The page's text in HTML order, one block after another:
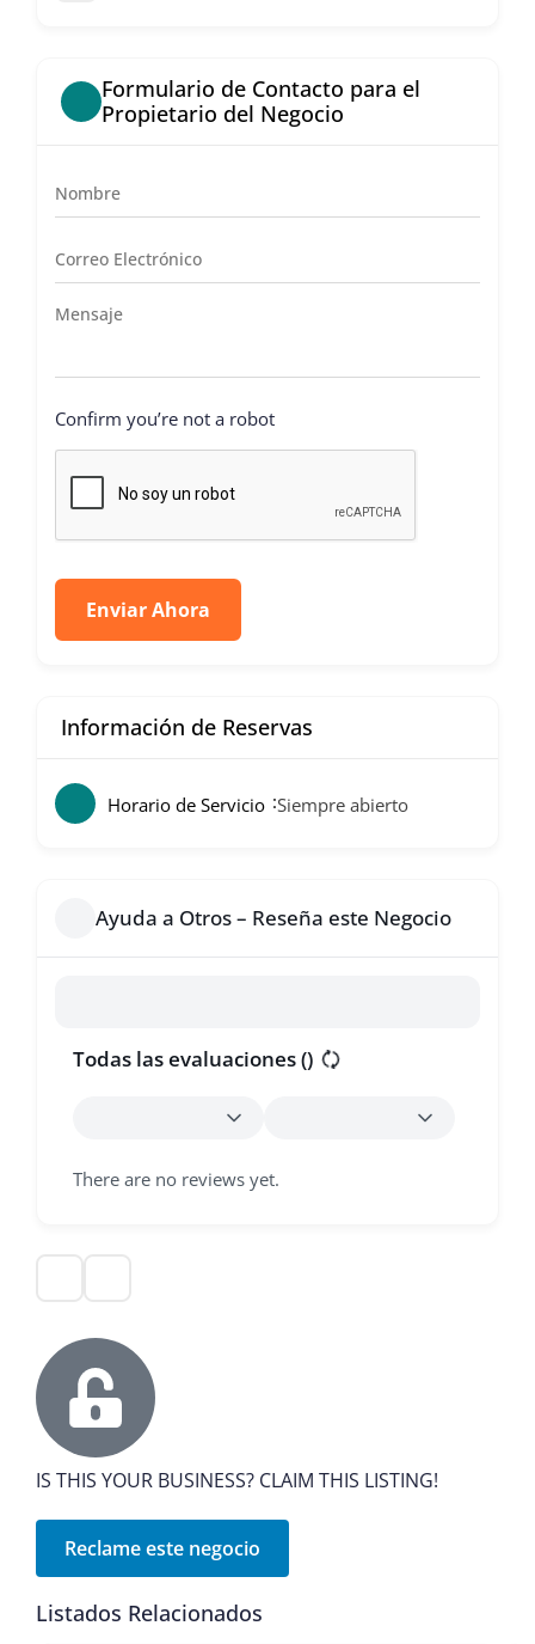
Formulario de Contacto para el
Propietario del Negocio
Confirm you’re not a robot
Enviar Ahora
Información de Reservas
Horario de Servicio Siempre abierto
Ayuda a Otros – Reseña este Negocio
Todas las evaluaciones ()
There are no reviews yet.
IS THIS YOUR BUSINESS? CLAIM THIS LISTING!
Reclame este negocio
Listados Relacionados